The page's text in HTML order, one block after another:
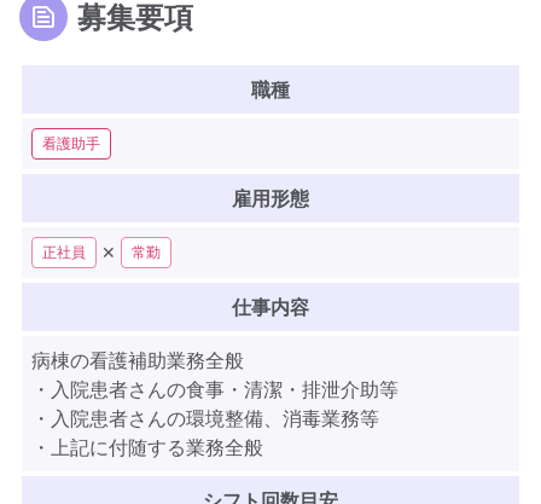
募集要項
職種
看護助手
雇用形態
正社員 ✕ 常勤
仕事内容
病棟の看護補助業務全般
・入院患者さんの食事・清潔・排泄介助等
・入院患者さんの環境整備、消毒業務等
・上記に付随する業務全般